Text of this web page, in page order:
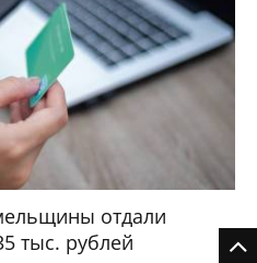
отдали
тыс. рублей